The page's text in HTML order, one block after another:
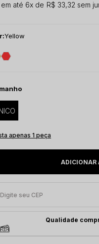
6x R$ 33,32 sem
Yellow
ADICIONAR
apenas 1 peça
Qualidade